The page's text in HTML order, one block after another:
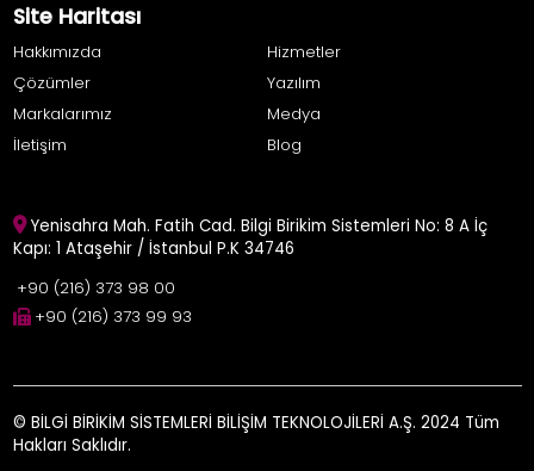
Site Haritası
Hakkımızda
Hizmetler
Çözümler
Yazılım
Markalarımız
Medya
İletişim
Blog
Yenisahra Mah. Fatih Cad. Bilgi Birikim Sistemleri No: 8 A İç
Kapı: 1 Ataşehir / İstanbul P.K 34746
+90 (216) 373 98 00
+90 (216) 373 99 93
© BİLGİ BİRİKİM SİSTEMLERİ BİLİŞİM TEKNOLOJİLERİ A.Ş. 2024 Tüm
Hakları Saklıdır.